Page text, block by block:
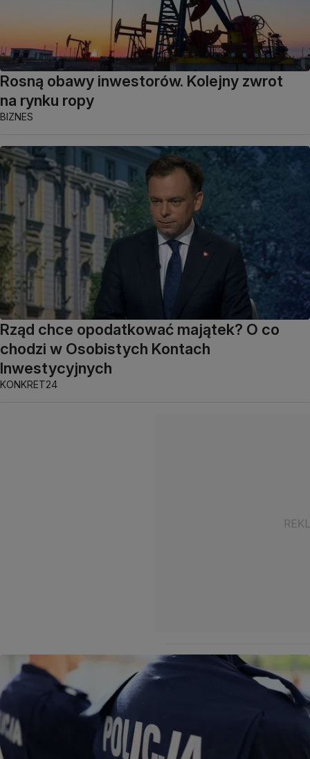
Rosną obawy inwestorów. Kolejny zwrot
na rynku ropy
BIZNES
Rząd chce opodatkować majątek? O co
chodzi w Osobistych Kontach
Inwestycyjnych
KONKRET24